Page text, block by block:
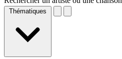
Thématiques